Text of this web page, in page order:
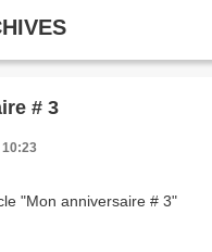
# 3
10:23